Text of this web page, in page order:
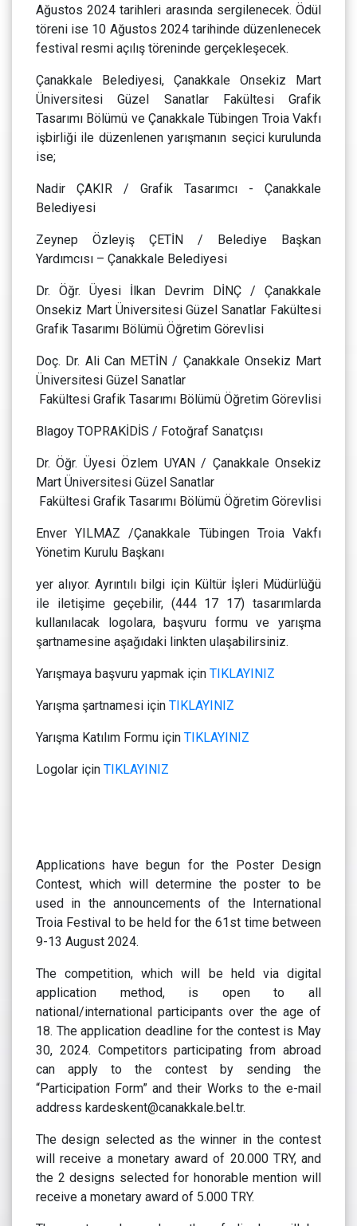
Ağustos 2024 tarihleri arasında sergilenecek. Ödül
töreni ise 10 Ağustos 2024 tarihinde düzenlenecek
festival resmi açılış töreninde gerçekleşecek.
Çanakkale Belediyesi, Çanakkale Onsekiz Mart
Üniversitesi Güzel Sanatlar Fakültesi Grafik
Tasarımı Bölümü ve Çanakkale Tübingen Troia Vakfı
işbirliği ile düzenlenen yarışmanın seçici kurulunda
ise;
Nadir ÇAKIR / Grafik Tasarımcı - Çanakkale
Belediyesi
Zeynep Özleyiş ÇETİN / Belediye Başkan
Yardımcısı – Çanakkale Belediyesi
Dr. Öğr. Üyesi İlkan Devrim DİNÇ / Çanakkale
Onsekiz Mart Üniversitesi Güzel Sanatlar Fakültesi
Grafik Tasarımı Bölümü Öğretim Görevlisi
Doç. Dr. Ali Can METİN / Çanakkale Onsekiz Mart
Üniversitesi Güzel Sanatlar
Fakültesi Grafik Tasarımı Bölümü Öğretim Görevlisi
Blagoy TOPRAKİDİS / Fotoğraf Sanatçısı
Dr. Öğr. Üyesi Özlem UYAN / Çanakkale Onsekiz
Mart Üniversitesi Güzel Sanatlar
Fakültesi Grafik Tasarımı Bölümü Öğretim Görevlisi
Enver YILMAZ /Çanakkale Tübingen Troia Vakfı
Yönetim Kurulu Başkanı
yer alıyor. Ayrıntılı bilgi için Kültür İşleri Müdürlüğü
ile iletişime geçebilir, (444 17 17) tasarımlarda
kullanılacak logolara, başvuru formu ve yarışma
şartnamesine aşağıdaki linkten ulaşabilirsiniz.
Yarışmaya başvuru yapmak için TIKLAYINIZ
Yarışma şartnamesi için TIKLAYINIZ
Yarışma Katılım Formu için TIKLAYINIZ
Logolar için TIKLAYINIZ
Applications have begun for the Poster Design
Contest, which will determine the poster to be
used in the announcements of the International
Troia Festival to be held for the 61st time between
9-13 August 2024.
The competition, which will be held via digital
application method, is open to all
national/international participants over the age of
18. The application deadline for the contest is May
30, 2024. Competitors participating from abroad
can apply to the contest by sending the
“Participation Form” and their Works to the e-mail
address kardeskent@canakkale.bel.tr.
The design selected as the winner in the contest
will receive a monetary award of 20.000 TRY, and
the 2 designs selected for honorable mention will
receive a monetary award of 5.000 TRY.